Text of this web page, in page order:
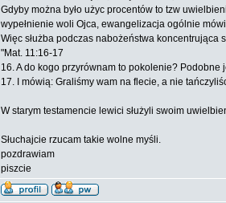
Gdyby można było użyc procentów to tzw
wypełnienie woli Ojca, ewangelizacja ogólnie
Więc służba podczas nabożeństwa
"Mat. 11:16-17
16. A do kogo przyrównam to pokolenie?
17. I mówią: Graliśmy wam na flecie, a nie
W starym testamencie lewici służyli swoim
Słuchajcie rzucam takie wolne myśli.
pozdrawiam
piszcie